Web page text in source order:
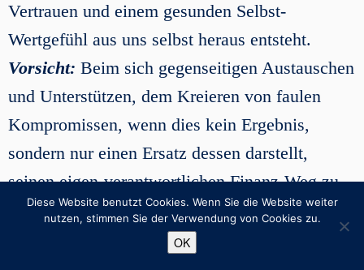
Vertrauen und einem gesunden Selbst-
Wertgefühl aus uns selbst heraus entsteht.
Vorsicht: Beim sich gegenseitigen Austauschen
und Unterstützen, dem Kreieren von faulen
Kompromissen, wenn dies kein Ergebnis,
sondern nur einen Ersatz dessen darstellt,
seinen eigen-verantwortlichen Finanz-Weg zu
beschreiten.
Sich Anregungen zu holen ist per se eine prima
Diese Website benutzt Cookies. Wenn Sie die Website weiter
nutzen, stimmen Sie der Verwendung von Cookies zu.
OK